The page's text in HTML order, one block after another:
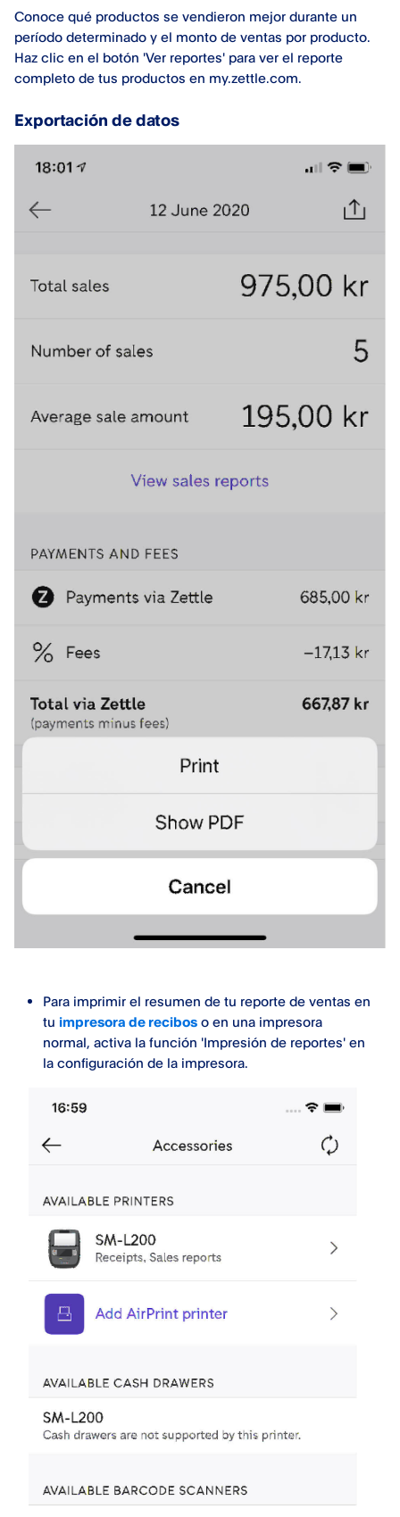
Conoce qué productos se vendieron mejor durante un
período determinado y el monto de ventas por producto.
Haz clic en el botón 'Ver reportes' para ver el reporte
completo de tus productos en my.zettle.com.
Exportación de datos
Para imprimir el resumen de tu reporte de ventas en
tu impresora de recibos o en una impresora
normal, activa la función 'Impresión de reportes' en
la configuración de la impresora.